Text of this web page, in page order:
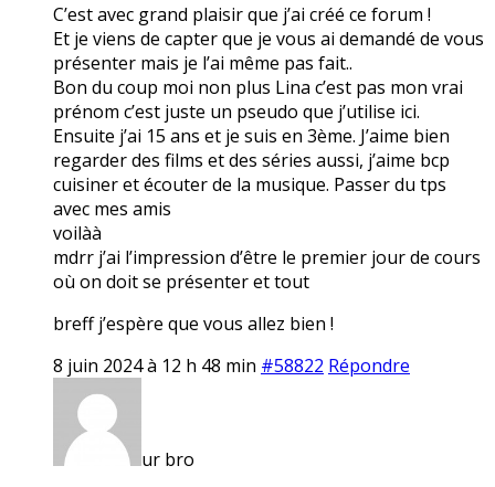
C’est avec grand plaisir que j’ai créé ce forum !
Et je viens de capter que je vous ai demandé de vous
présenter mais je l’ai même pas fait..
Bon du coup moi non plus Lina c’est pas mon vrai
prénom c’est juste un pseudo que j’utilise ici.
Ensuite j’ai 15 ans et je suis en 3ème. J’aime bien
regarder des films et des séries aussi, j’aime bcp
cuisiner et écouter de la musique. Passer du tps
avec mes amis
voilàà
mdrr j’ai l’impression d’être le premier jour de cours
où on doit se présenter et tout
breff j’espère que vous allez bien !
8 juin 2024 à 12 h 48 min #58822 Répondre
ur bro